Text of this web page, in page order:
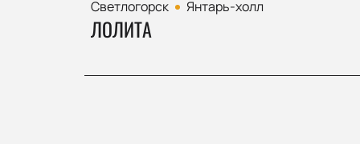
Светлогорск Янтарь-холл
ЛОЛИТА